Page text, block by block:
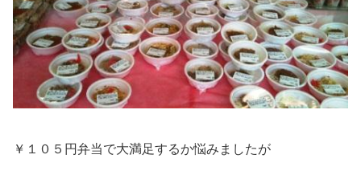
￥１０５円弁当で大満足するか悩みましたが